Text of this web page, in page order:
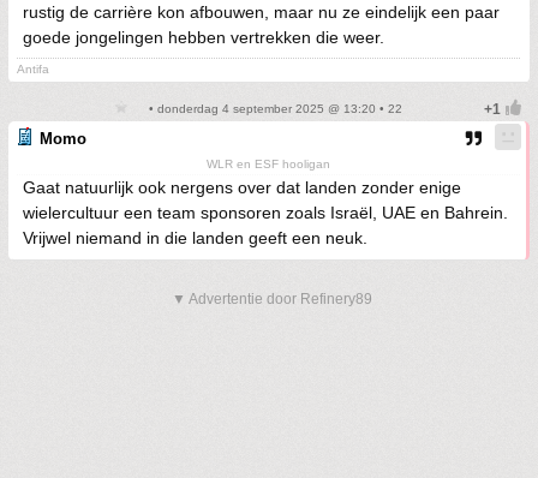
rustig de carrière kon afbouwen, maar nu ze eindelijk een paar
goede jongelingen hebben vertrekken die weer.
Antifa
• donderdag 4 september 2025 @ 13:20 • 22
Momo
WLR en ESF hooligan
Gaat natuurlijk ook nergens over dat landen zonder enige
wielercultuur een team sponsoren zoals Israël, UAE en Bahrein.
Vrijwel niemand in die landen geeft een neuk.
▼ Advertentie door Refinery89